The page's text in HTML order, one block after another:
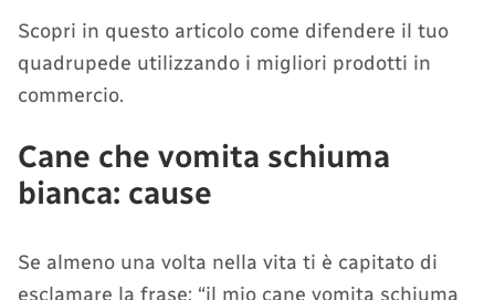
Scopri in questo articolo come difendere il tuo
quadrupede utilizzando i migliori prodotti in
commercio.
Cane che vomita schiuma
bianca: cause
Se almeno una volta nella vita ti è capitato di
esclamare la frase: “il mio cane vomita schiuma